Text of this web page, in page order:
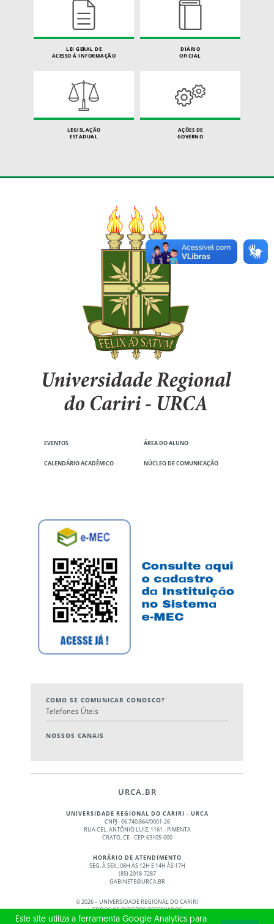
LEI GERAL DE
ACESSO À INFORMAÇÃO
DIÁRIO
OFICIAL
LEGISLAÇÃO
ESTADUAL
AÇÕES DE
GOVERNO
EVENTOS ÁREA DO ALUNO
CALENDÁRIO ACADÊMICO NÚCLEO DE COMUNICAÇÃO
COMO SE COMUNICAR CONOSCO?
Telefones Úteis
NOSSOS CANAIS
URCA.BR
UNIVERSIDADE REGIONAL DO CARIRI - URCA
CNPJ - 06.740.864/0001-26
RUA CEL. ANTÔNIO LUIZ, 1161 - PIMENTA
CRATO, CE - CEP: 63105-000
HORÁRIO DE ATENDIMENTO
SEG. À SEX.: 08H ÀS 12H E 14H ÀS 17H
(85) 2018-7287
GABINETE@URCA.BR
©2026 – UNIVERSIDADE REGIONAL DO CARIRI
TODOS OS DIREITOS RESERVADOS
Este site utiliza a ferramenta Google Analytics para